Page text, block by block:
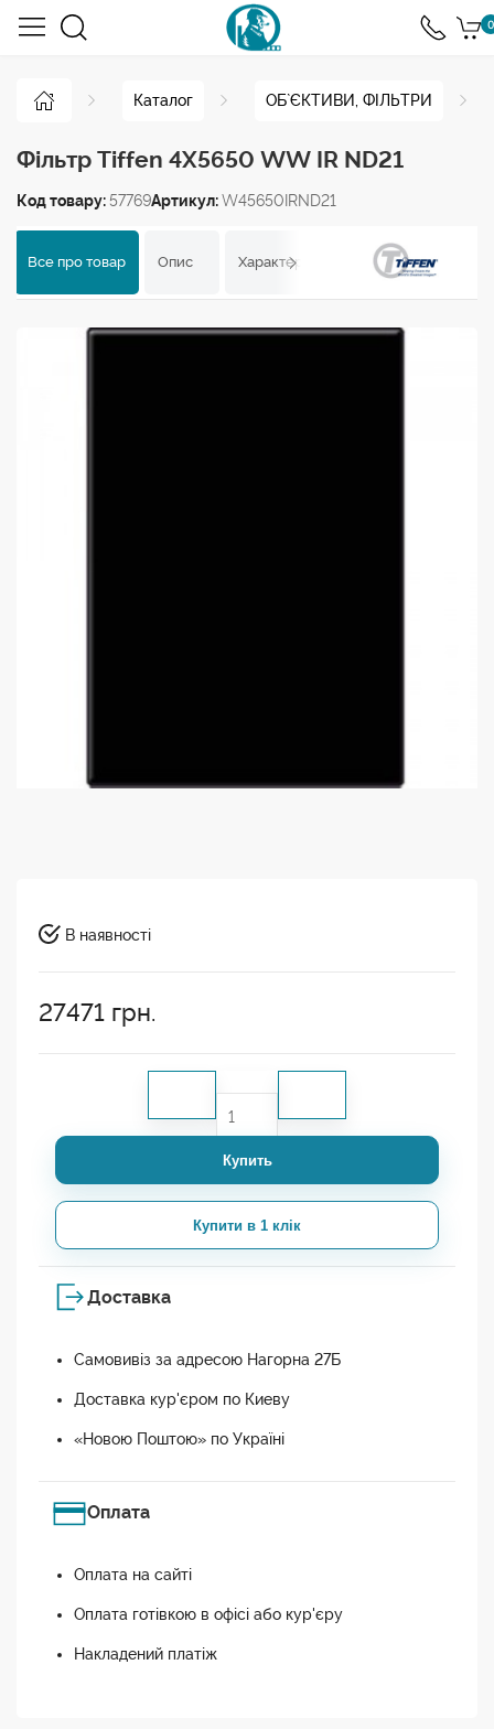
0
Каталог ОБ`ЄКТИВИ, ФІЛЬТРИ
Фільтр Tiffen 4X5650 WW IR ND21
Код товару: 57769Артикул:W45650IRND21
Все про товар Опис Характеристики Відгуки
В наявності
27471 грн.
Купить
Купити в 1 клік
Доставка
Самовивіз за адресою Нагорна 27Б
Доставка кур'єром по Киеву
«Новою Поштою» по Україні
Оплата
Оплата на сайті
Оплата готівкою в офісі або кур'єру
Накладений платіж